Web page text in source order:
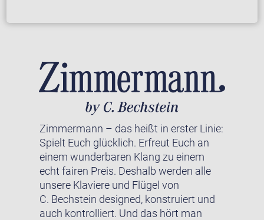
Zimmermann – das heißt in erster Linie:
Spielt Euch glücklich. Erfreut Euch an
einem wunderbaren Klang zu einem
echt fairen Preis. Deshalb werden alle
unsere Klaviere und Flügel von
C. Bechstein designed, konstruiert und
auch kontrolliert. Und das hört man